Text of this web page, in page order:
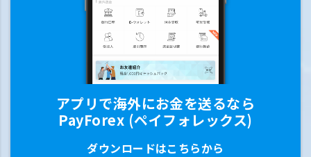
アプリで海外にお金を送るなら
PayForex (ペイフォレックス)
ダウンロードはこちらから